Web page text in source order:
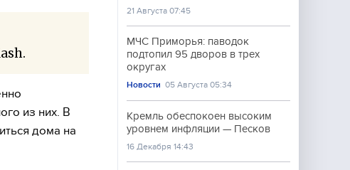
из них. В
дома на
21 Августа 07:45
МЧС Приморья: паводок
подтопил 95 дворов в трех
округах
Новости 05 Августа 05:34
Кремль обеспокоен высоким
уровнем инфляции — Песков
16 Декабря 14:43